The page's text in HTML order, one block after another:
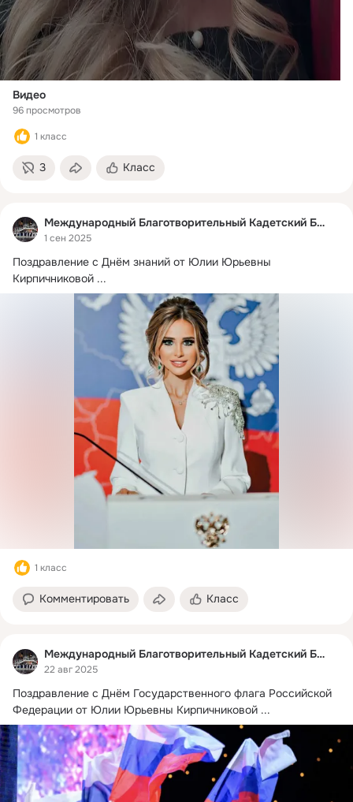
Видео
96 просмотров
1 класс
3 Класс
Международный Благотворительный Кадетский Бал
1 сен 2025
Поздравление с Днём знаний от Юлии Юрьевны
Кирпичниковой ...
1 класс
Комментировать Класс
Международный Благотворительный Кадетский Бал
22 авг 2025
Поздравление с Днём Государственного флага Российской
Федерации от Юлии Юрьевны Кирпичниковой ...